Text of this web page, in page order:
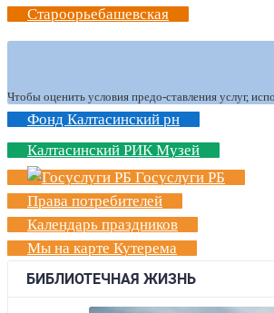
Староорьебашевская
Чтобы оценить условия предо-ставления услуг,
Фонд Калтасинский рн
Калтасинский РИК Музей
Госуслуги РБ
Права потребителей
Календарь праздников
Мы на карте Кутерема